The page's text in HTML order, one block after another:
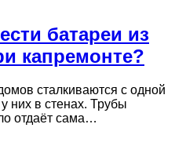
батареи из
капремонте?
сталкиваются с одной
них в стенах. Трубы
отдаёт сама…